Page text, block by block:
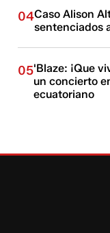
04Caso Alison
sentenciados
05'Blaze: ¡Que
un concierto
ecuatoriano